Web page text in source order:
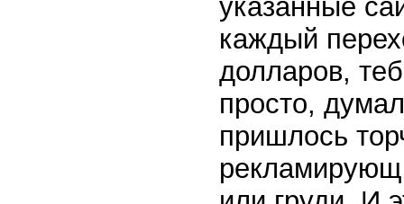
указанные
каждый
долларов,
просто,
пришлось